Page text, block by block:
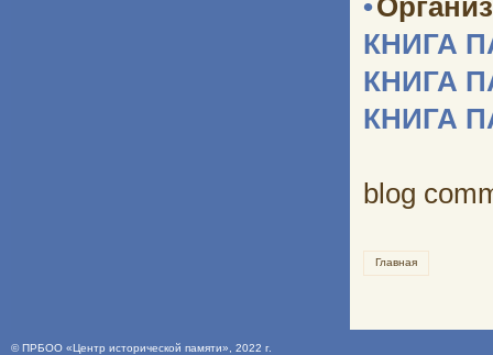
•
КНИГА
КНИГА
КНИГА
blog
Главная
©ПРБОО «Центр исторической памяти» , 2022 г.